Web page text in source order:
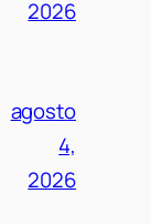
2026
agosto
4,
2026